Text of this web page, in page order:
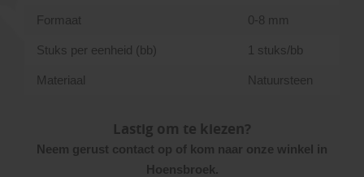
Formaat 0-8 mm
Stuks per eenheid (bb) 1 stuks/bb
Materiaal Natuursteen
Lastig om te kiezen?
Neem gerust contact op of kom naar onze winkel in
Hoensbroek.